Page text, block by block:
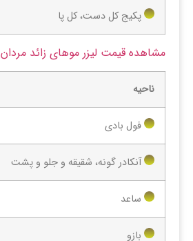
پکیج کل دست، کل پا
مشاهده قیمت لیزر موهای زائد مردان
ناحیه
فول بادی
آنکادر گونه، شقیقه و جلو و پشت
ساعد
بازو